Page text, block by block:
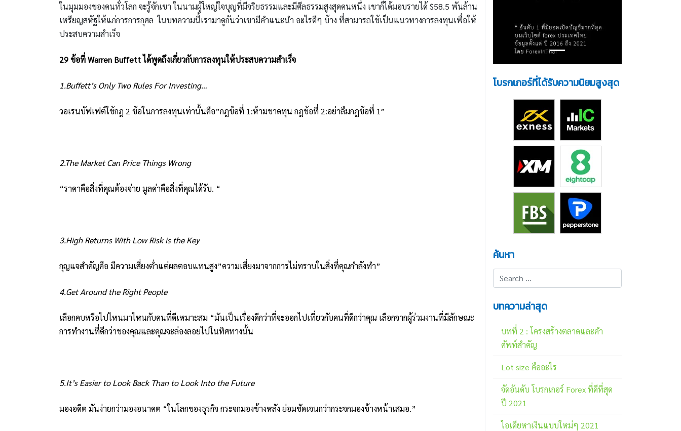
ในมุมมองของคนทั่วโลก จะรู้จักเขา ในนามผู้ใหญ่ใจบุญที่มีจริยธรรมและมีศีลธรรมสูงสุดคนหนึ่ง เขาก็ได้มอบรายได้ $58.5 พันล้าน
เหรียญสหัฐให้แก่การการกุศล ในบทความนี้เรามาดูกันว่าเขามีคำแนะนำ อะไรดีๆ บ้าง ที่สามารถใช้เป็นแนวทางการลงทุนเพื่อให้
ประสบความสำเร็จ
29 ข้อที่ Warren Buffett ได้พูดถึงเกี่ยวกับการลงทุนให้ประสบความสำเร็จ
1.Buffett’s Only Two Rules For Investing…
วอเรนบัฟเฟต์ใช้กฎ 2 ข้อในการลงทุนเท่านั้นคือ”กฎข้อที่ 1:ห้ามขาดทุน กฎข้อที่ 2:อย่าลืมกฎข้อที่ 1″
2.The Market Can Price Things Wrong
“ราคาคือสิ่งที่คุณต้องจ่าย มูลค่าคือสิ่งที่คุณได้รับ. “
3.High Returns With Low Risk is the Key
กุญแจสำคัญคือ มีความเสี่ยงต่ำแต่ผลตอบแทนสูง”ความเสี่ยงมาจากการไม่ทราบในสิ่งที่คุณกำลังทำ”
4.Get Around the Right People
เลือกคบหรือไปไหนมาไหนกับคนที่ดีเหมาะสม “มันเป็นเรื่องดีกว่าที่จะออกไปเที่ยวกับคนที่ดีกว่าคุณ เลือกจากผู้ร่วมงานที่มีลักษณะ
การทำงานที่ดีกว่าของคุณและคุณจะล่องลอยไปในทิศทางนั้น
5.It’s Easier to Look Back Than to Look Into the Future
มองอดีต มันง่ายกว่ามองอนาคต “ในโลกของธุรกิจ กระจกมองข้างหลัง ย่อมชัดเจนกว่ากระจกมองข้างหน้าเสมอ.”
โบรกเกอร์ที่ได้รับความนิยมสูงสุด
ค้นหา
บทความล่าสุด
บทที่ 2 : โครงสร้างตลาดและคำ
ศัพท์สำคัญ
Lot size คืออะไร
จัดอันดับ โบรกเกอร์ Forex ที่ดีที่สุด
ปี 2021
ไอเดียหาเงินแบบใหม่ๆ 2021